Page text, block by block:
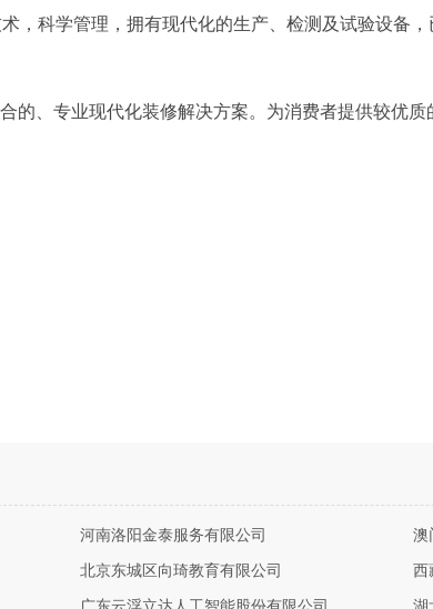
，科学管理，拥有现代化的生产、检测及试验设备
的、专业现代化装修解决方案。为消费者提供较优
河南洛阳金泰服务有限公司 澳
北京东城区向琦教育有限公司 西